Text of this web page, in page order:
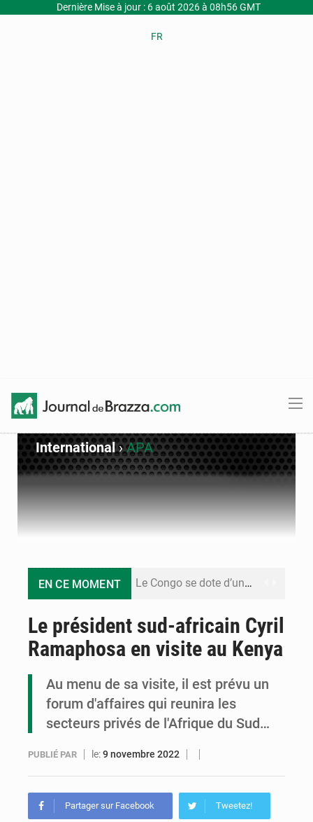
Dernière Mise à jour : 6 août 2026 à 08h56 GMT
FR
International›APA
EN CE MOMENT Le Congo se dote d’un programme national pour valoriser les produits forestiers non ligneux
Cémac : la Commission présente à Denis Sassou N’Guesso sa feuille de route
Le président sud-africain Cyril
Ramaphosa en visite au Kenya
Au menu de sa visite, il est prévu un
forum d'affaires qui reunira les
secteurs privés de l'Afrique du Sud…
PUBLIÉ PAR le:9 novembre 2022
Partager sur Facebook Tweetez!